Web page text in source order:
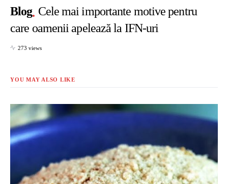
Blog Cele mai importante motive pentru
care oamenii apelează la IFN-uri
273 views
YOU MAY ALSO LIKE